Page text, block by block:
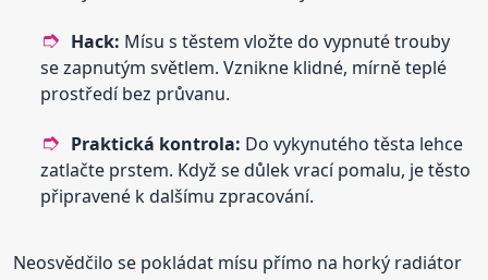
Hack: Mísu s těstem vložte do vypnuté trouby
se zapnutým světlem. Vznikne klidné, mírně teplé
prostředí bez průvanu.
Praktická kontrola: Do vykynutého těsta lehce
zatlačte prstem. Když se důlek vrací pomalu, je těsto
připravené k dalšímu zpracování.
Neosvědčilo se pokládat mísu přímo na horký radiátor